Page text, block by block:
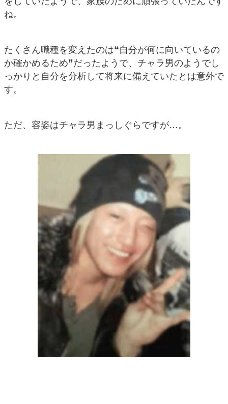
ね。
たくさん職種を変えたのは❝自分が何に向いているの
か確かめるため❞だったようで、チャラ男のようでし
っかりと自分を分析して将来に備えていたとは意外で
す。
ただ、容姿はチャラ男まっしぐらですが…。